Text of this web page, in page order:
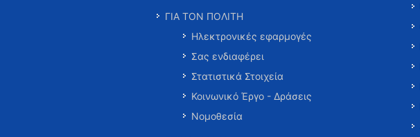
ΓΙΑ ΤΟΝ ΠΟΛΙΤΗ
Ηλεκτρονικές εφαρμογές
Σας ενδιαφέρει
Στατιστικά Στοιχεία
Κοινωνικό Έργο - Δράσεις
Νομοθεσία